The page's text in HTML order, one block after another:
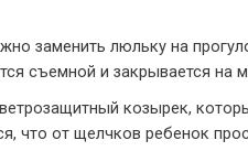
заменить люльку на
съемной и закрывается на
козырек,
что от щелчков ребенок